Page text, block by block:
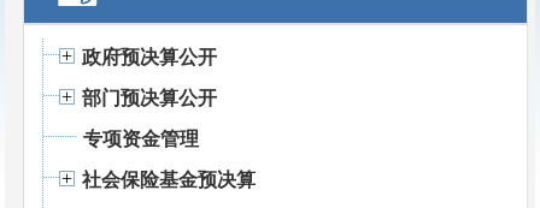
政府预决算公开
部门预决算公开
专项资金管理
社会保险基金预决算